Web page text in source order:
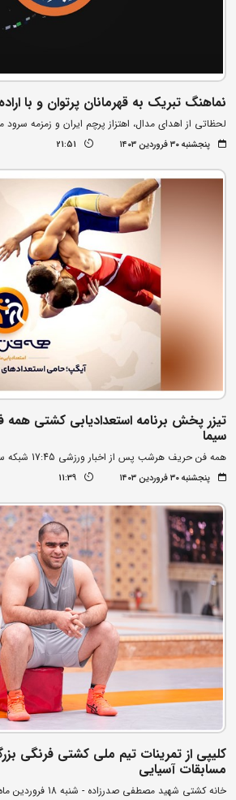
نماهنگ تبریک به قهرمانان پرتوان و با اراده
لحظاتی از اهدای مدال، اهتزاز پرچم ایران و زمزمه
پنجشنبه ۳۰ فروردین ۱۴۰۳ 21:51
تیزر پخش برنامه استعدادیابی کشتی
سیما
همه فن حریف هرشب پس از اخبار ورزشی 17:45 شبکه سوم سیما پخش می شود
پنجشنبه ۳۰ فروردین ۱۴۰۳ 11:39
کلیپی از تمرینات تیم ملی کشتی فرنگی
مسابقات آسیایی
خانه کشتی شهید مصطفی صدرزاده - شنبه 18 فروردین ماه